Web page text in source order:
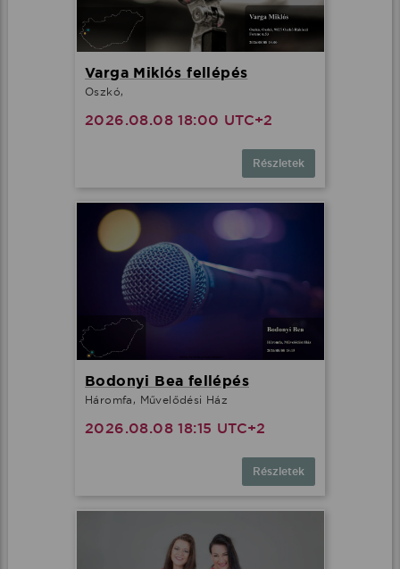
Varga Miklós fellépés
Oszkó,
2026.08.08 18:00 UTC+2
Részletek
Bodonyi Bea fellépés
Háromfa, Művelődési Ház
2026.08.08 18:15 UTC+2
Részletek